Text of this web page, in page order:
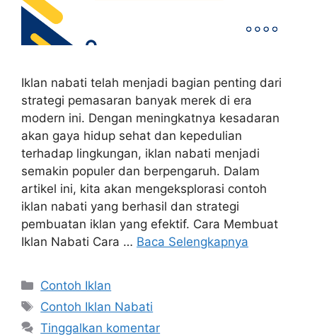
Iklan nabati telah menjadi bagian penting dari
strategi pemasaran banyak merek di era
modern ini. Dengan meningkatnya kesadaran
akan gaya hidup sehat dan kepedulian
terhadap lingkungan, iklan nabati menjadi
semakin populer dan berpengaruh. Dalam
artikel ini, kita akan mengeksplorasi contoh
iklan nabati yang berhasil dan strategi
pembuatan iklan yang efektif. Cara Membuat
Iklan Nabati Cara … Baca Selengkapnya
Contoh Iklan
Contoh Iklan Nabati
Tinggalkan komentar